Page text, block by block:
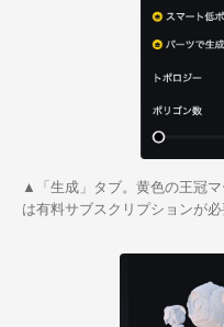
▲「生成」タブ。黄色の王冠
は有料サブスクリプションが